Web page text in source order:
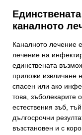
каналното
Каналното лечение
лечение на
единствената
приложи извличане
спасен или ако
това, зъболекарите
естествения зъб,
дългосрочни
възстановен и с